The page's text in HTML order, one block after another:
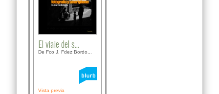
El viaje del s...
De Fco J. Fdez Bordo...
Vista previa